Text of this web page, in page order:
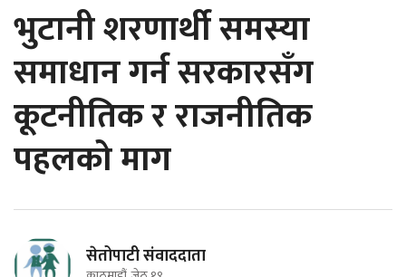
भुटानी शरणार्थी समस्या
समाधान गर्न सरकारसँग
कूटनीतिक र राजनीतिक
पहलको माग
सेतोपाटी संवाददाता